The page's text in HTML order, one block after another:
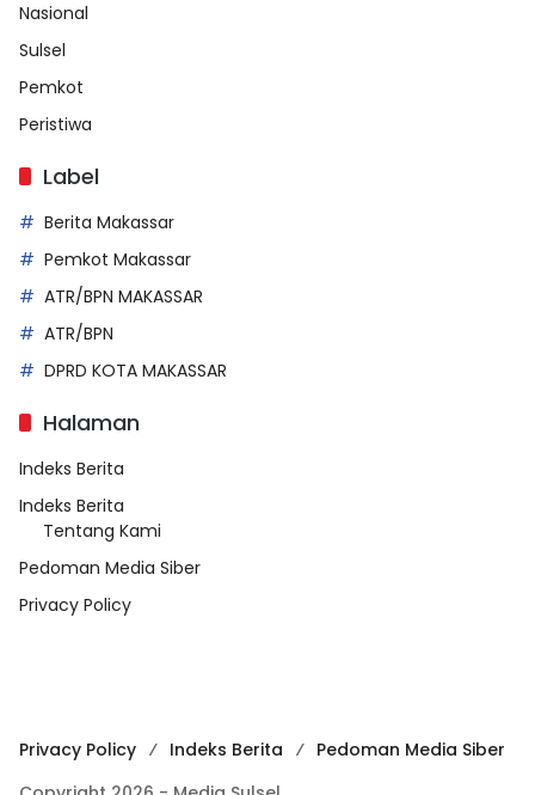
Nasional
Sulsel
Pemkot
Peristiwa
Label
Berita Makassar
Pemkot Makassar
ATR/BPN MAKASSAR
ATR/BPN
DPRD KOTA MAKASSAR
Halaman
Indeks Berita
Indeks Berita
Tentang Kami
Pedoman Media Siber
Privacy Policy
Privacy Policy Indeks Berita
Pedoman Media Siber